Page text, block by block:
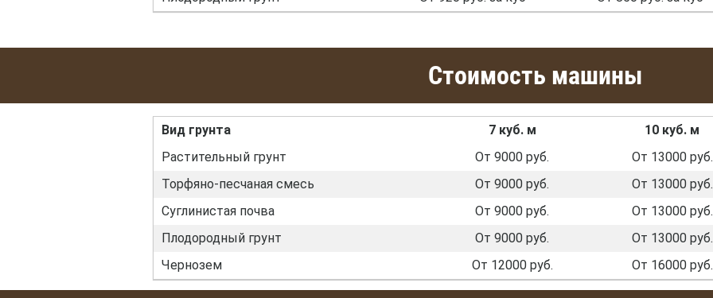
Стоимость машины
Вид грунта 7 куб. м
10 куб. м
Растительный грунт
От 9000 руб.
От 13000 руб.
Торфяно-песчаная смесь
От 9000 руб.
От 13000 руб.
Суглинистая почва
От 9000 руб.
От 13000 руб.
Плодородный грунт
От 9000 руб.
От 13000 руб.
Чернозем
От 12000 руб. От 16000 руб.